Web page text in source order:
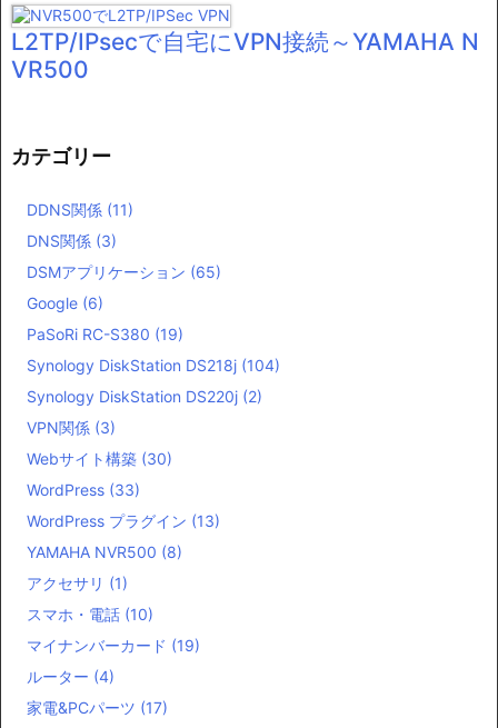
L2TP/IPsecで自宅にVPN接続～YAMAHA N
VR500
カテゴリー
DDNS関係 (11)
DNS関係 (3)
DSMアプリケーション (65)
Google (6)
PaSoRi RC-S380 (19)
Synology DiskStation DS218j (104)
Synology DiskStation DS220j (2)
VPN関係 (3)
Webサイト構築 (30)
WordPress (33)
WordPress プラグイン (13)
YAMAHA NVR500 (8)
アクセサリ (1)
スマホ・電話 (10)
マイナンバーカード (19)
ルーター (4)
家電&PCパーツ (17)